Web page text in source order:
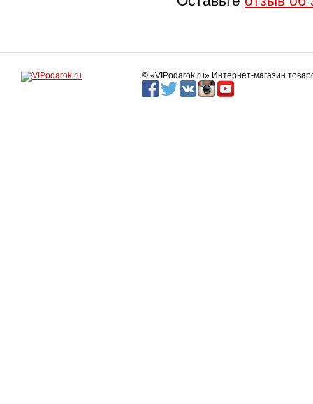
© «VIPodarok.ru» Интернет-магазин